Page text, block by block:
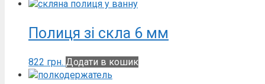
Полиця зі скла 6 мм
822 грн. Додати в кошик